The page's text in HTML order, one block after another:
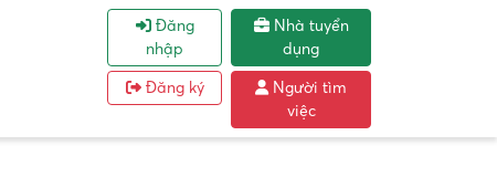
Đăng
nhập
Đăng ký
Nhà tuyển
dụng
Người tìm
việc